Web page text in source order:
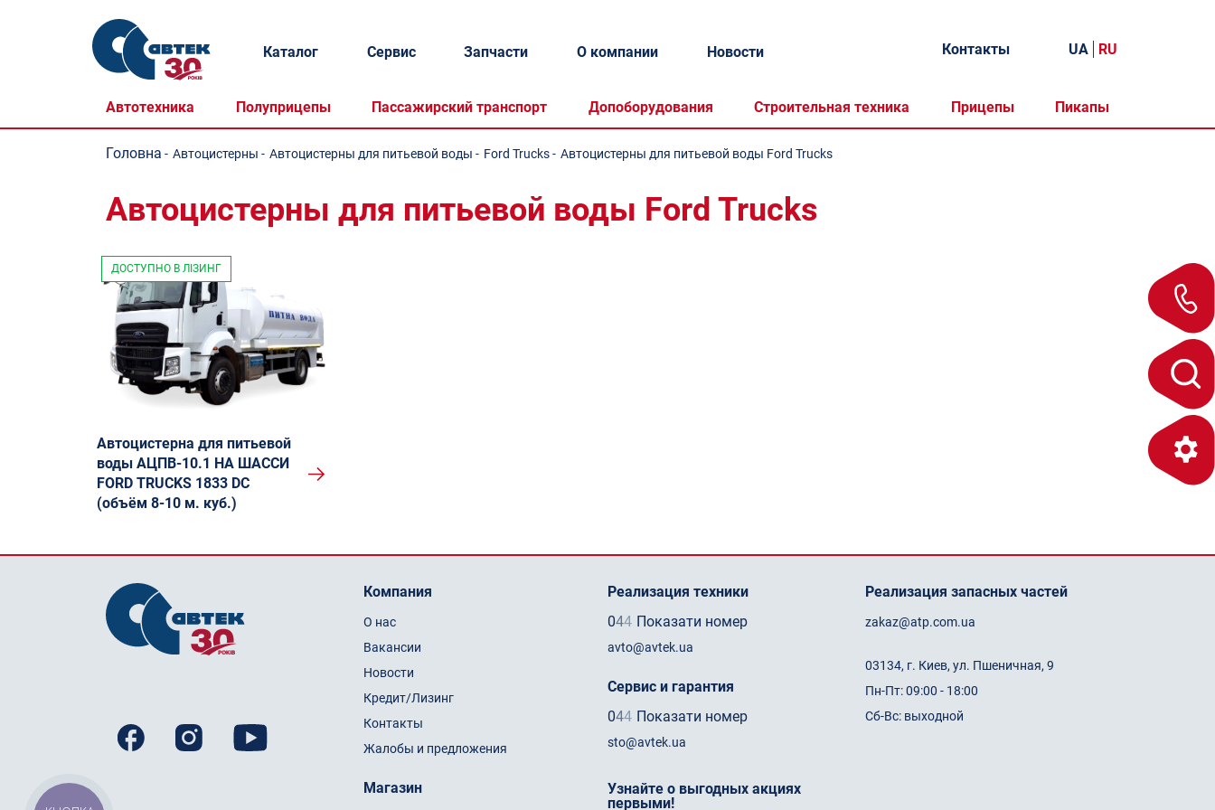
Каталог
Автотехника Полуприцепы Пассажирский транспорт Допоборудования Строительная техника Прицепы Пикапы
Сервис Запчасти О компании Новости Контакты UA RU
Головна - Автоцистерны - Автоцистерны для питьевой воды - Ford Trucks- Автоцистерны для питьевой воды Ford Trucks
Автоцистерны для питьевой воды Ford Trucks
ДОСТУПНО В ЛІЗИНГ
Автоцистерна для питьевой
воды АЦПВ-10.1 НА ШАССИ
FORD TRUCKS 1833 DC
(объём 8-10 м. куб.)
Компания
О нас
Вакансии
Новости
Кредит/Лизинг
Контакты
Жалобы и предложения
Магазин
Реализация техники
044 Показати номер
avto@avtek.ua
Сервис и гарантия
044 Показати номер
sto@avtek.ua
Узнайте о выгодных акциях
первыми!
Реализация запасных частей
zakaz@atp.com.ua
03134, г. Киев, ул. Пшеничная, 9
Пн-Пт: 09:00 - 18:00
Сб-Вс: выходной